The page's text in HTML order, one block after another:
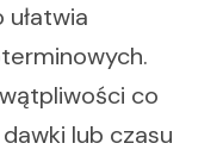
co
lub czasu